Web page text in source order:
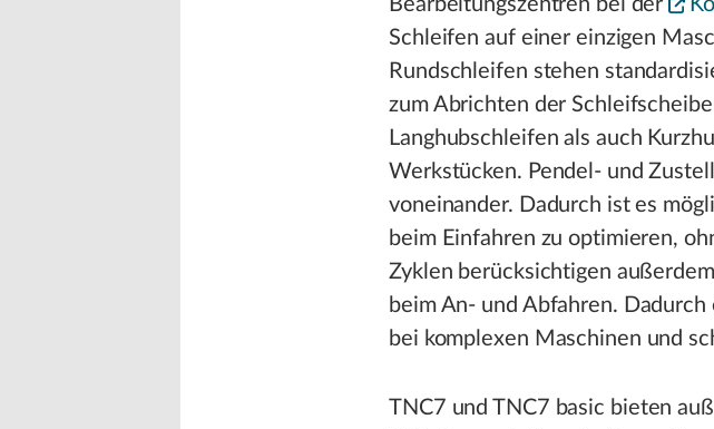
Bearbeitungszentren bei der
Schleifen auf einer einzigen
Rundschleifen stehen
zum Abrichten der
Langhubschleifen als auch
Werkstücken. Pendel- und
voneinander. Dadurch ist es
beim Einfahren zu optimieren,
Zyklen berücksichtigen
beim An- und Abfahren.
bei komplexen Maschinen und
TNC7 und TNC7 basic bieten